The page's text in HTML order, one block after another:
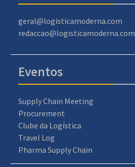
geral@logisticamoderna.com
redaccao@logisticamoderna.com
Eventos
Supply Chain Meeting
Procurement
Clube da Logística
Travel Log
Pharma Supply Chain